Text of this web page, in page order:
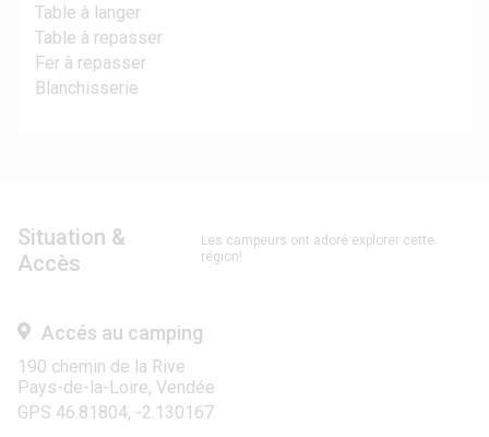
Table à langer
Table à repasser
Fer à repasser
Blanchisserie
Situation &
Accès
Les campeurs ont adoré explorer cette
région!
Accés au camping
190 chemin de la Rive
Pays-de-la-Loire, Vendée
GPS 46.81804, -2.130167